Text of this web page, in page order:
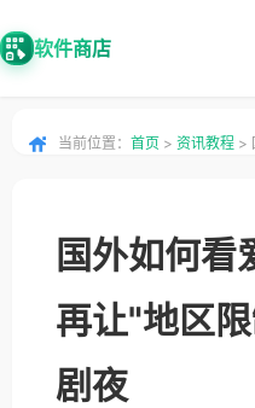
软件商店
当前位置： 首页 > 资讯教程 >
国外如何看
再让"地区
剧夜